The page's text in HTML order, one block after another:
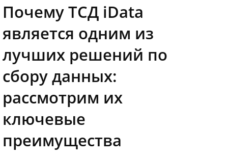
Почему ТСД iData
является одним из
лучших решений по
сбору данных:
рассмотрим их
ключевые
преимущества